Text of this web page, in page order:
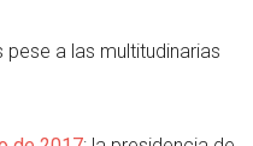
a las multitudinarias